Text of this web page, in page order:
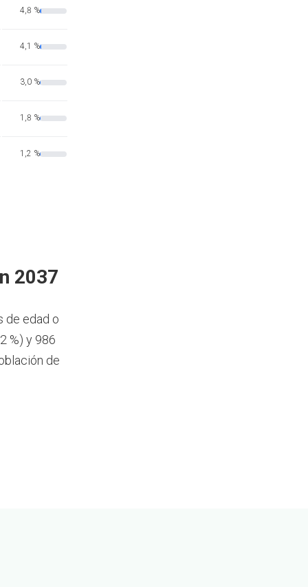
4,8 %
4,1 %
3,0 %
1,8 %
1,2 %
2037
de edad o
%) y 986
de